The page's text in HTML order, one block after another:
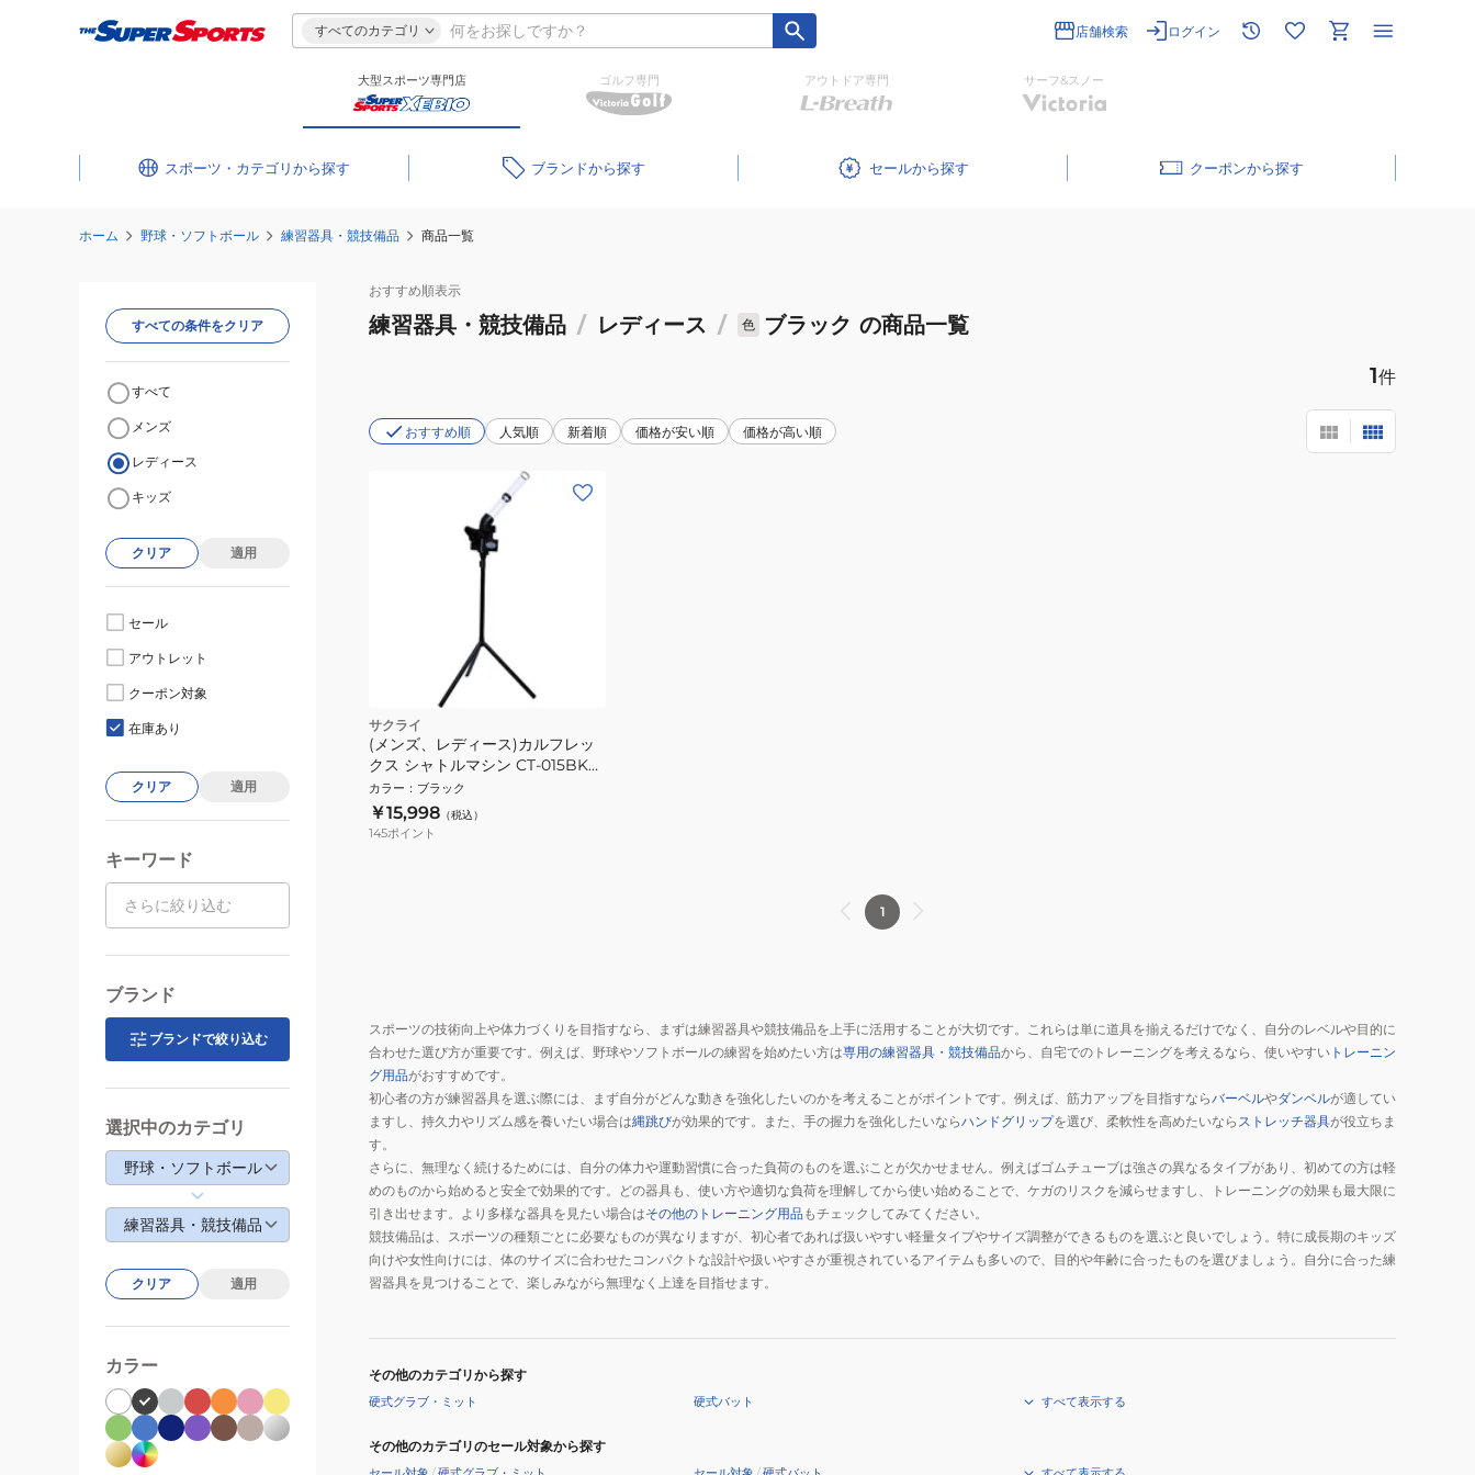
すべてのカテゴリ 店舗検索 ログイン
大型スポーツ専門店 ゴルフ専門 アウトドア専門 サーフ&スノー
スポーツ・カテゴリ ブランド セール クーポン
ホーム 野球・ソフトボール 練習器具・競技備品 商品一覧
おすすめ順表示
練習器具・競技備品 / レディース / 色 ブラック の商品一覧
1件
おすすめ順 人気順 新着順 価格が安い順 価格が高い順
サクライ
(メンズ、レディース)カルフレッ
クス シャトルマシン CT-015BK
自主練
カラー ： ブラック
￥15,998 （税込）
145ポイント
1
スポーツの技術向上や体力づくりを目指すなら、まずは練習器具や競技備品を上手に活用することが大切です。これらは単に道具を揃えるだけでなく、自分のレベルや目的に
合わせた選び方が重要です。例えば、野球やソフトボールの練習を始めたい方は専用の練習器具・競技備品から、自宅でのトレーニングを考えるなら、使いやすい トレーニン
グ用品がおすすめです。
初心者の方が練習器具を選ぶ際には、まず自分がどんな動きを強化したいのかを考えることがポイントです。例えば、筋力アップを目指すならバーベルやダンベルが適してい
ますし、持久力やリズム感を養いたい場合は縄跳びが効果的です。また、手の握力を強化したいならハンドグリップを選び、柔軟性を高めたいなら ストレッチ器具が役立ちま
す。
さらに、無理なく続けるためには、自分の体力や運動習慣に合った負荷のものを選ぶことが欠かせません。例えばゴムチューブは強さの異なるタイプがあり、初めての方は軽
めのものから始めると安全で効果的です。どの器具も、使い方や適切な負荷を理解してから使い始めることで、ケガのリスクを減らせますし、トレーニングの効果も最大限に
引き出せます。より多様な器具を見たい場合はその他のトレーニング用品もチェックしてみてください。
競技備品は、スポーツの種類ごとに必要なものが異なりますが、初心者であれば扱いやすい軽量タイプやサイズ調整ができるものを選ぶと良いでしょう。特に成長期のキッズ
向けや女性向けには、体のサイズに合わせたコンパクトな設計や扱いやすさが重視されているアイテムも多いので、目的や年齢に合ったものを選びましょう。自分に合った練
習器具を見つけることで、楽しみながら無理なく上達を目指せます。
その他のカテゴリから探す
硬式グラブ・ミット 硬式バット すべて表示する
その他のカテゴリのセール対象から探す
すべての条件をクリア
すべて
メンズ
レディース
キッズ
クリア 適用
セール
アウトレット
クーポン対象
在庫あり
クリア 適用
キーワード
ブランド
ブランドで絞り込む
選択中のカテゴリ
野球・ソフトボール
練習器具・競技備品
クリア 適用
カラー